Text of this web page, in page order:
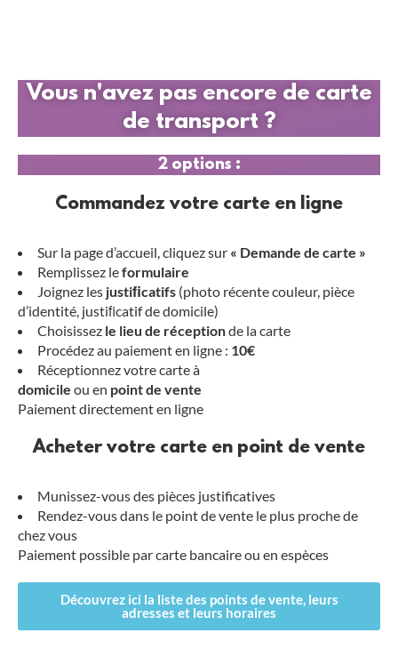
Vous n'avez pas encore de carte
de transport ?
2 options :
Commandez votre carte en ligne
Sur la page d’accueil, cliquez sur « Demande de carte »
Remplissez leformulaire
Joignez les justiﬁcatifs (photo récente couleur, pièce
d’identité, justiﬁcatif de domicile)
Choisissez le lieu de réceptionde la carte
Procédez au paiement en ligne : 10€
Réceptionnez votre carte à
domicile ou en pointde vente
Paiement directement en ligne
Acheter votre carte en point de vente
Munissez-vous des pièces justificatives
Rendez-vous dans le point de vente le plus proche de
chez vous
Paiement possible par carte bancaire ou en espèces
Découvrez ici la liste des points de vente, leurs
adresses et leurs horaires